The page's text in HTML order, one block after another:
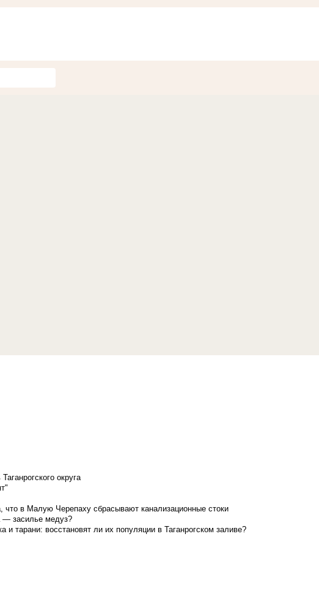
округа
что в Малую Черепаху сбрасывают канализационные стоки
— засилье медуз?
тарани: восстановят ли их популяции в Таганрогском заливе?